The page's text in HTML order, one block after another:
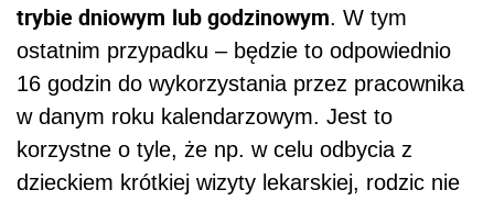
trybie dniowym lub godzinowym. W tym
ostatnim przypadku – będzie to odpowiednio
16 godzin do wykorzystania przez pracownika
w danym roku kalendarzowym. Jest to
korzystne o tyle, że np. w celu odbycia z
dzieckiem krótkiej wizyty lekarskiej, rodzic nie